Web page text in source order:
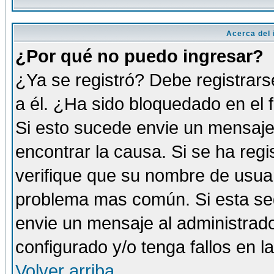
Acerca del
¿Por qué no puedo ingresar?
¿Ya se registró? Debe
a él. ¿Ha sido bloquedado en
Si esto sucede envie un
encontrar la causa. Si se ha
verifique que su nombre de
problema mas común. Si esta
envie un mensaje al
configurado y/o tenga fallos en